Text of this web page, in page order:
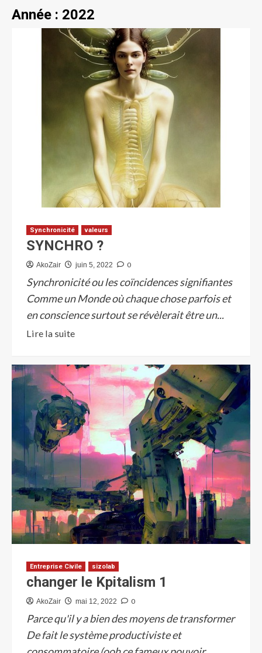
Année : 2022
Synchronicité valeurs
SYNCHRO ?
AkoZair juin 5, 2022 0
Synchronicité ou les coïncidences signifiantes
Comme un Monde où chaque chose parfois et
en conscience surtout se révèlerait être un...
Lire la suite
Entreprise Civile sizolab
changer le Kpitalism 1
AkoZair mai 12, 2022 0
Parce qu'il y a bien des moyens de transformer
De fait le système productiviste et